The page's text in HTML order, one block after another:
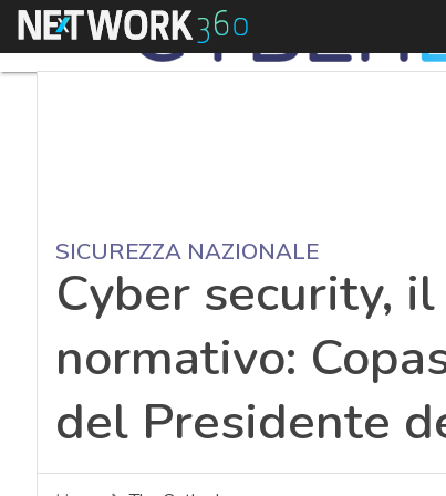
Menu
SICUREZZA NAZIONALE
Cyber security,
normativo:
del Presidente